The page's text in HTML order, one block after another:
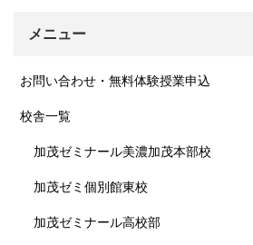
メニュー
お問い合わせ・無料体験授業申込
校舎一覧
加茂ゼミナール美濃加茂本部校
加茂ゼミ個別館東校
加茂ゼミナール高校部